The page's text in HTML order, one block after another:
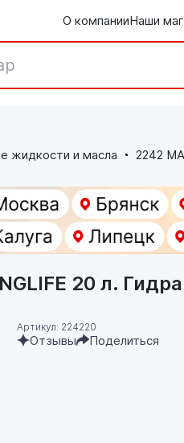
О компанииНаши
жидкости и масла 2242
20 л.
Артикул: 224220
Отзывы Поделиться